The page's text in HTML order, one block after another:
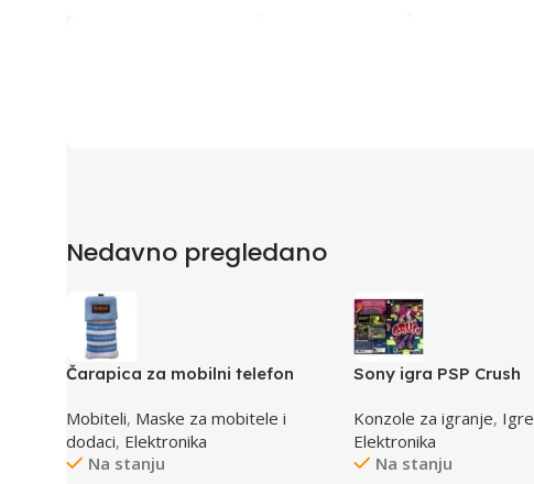
Nedavno pregledano
Čarapica za mobilni telefon
65x100mm
Mobiteli, Maske za mobitele i
dodaci, Elektronika
Na stanju
Sony igra PSP Crush
Konzole za igranje, Igre
Elektronika
Na stanju